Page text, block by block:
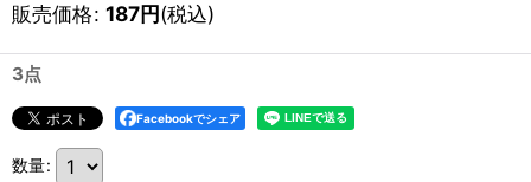
販売価格: 187円(税込)
3点
Facebookでシェア
数量: